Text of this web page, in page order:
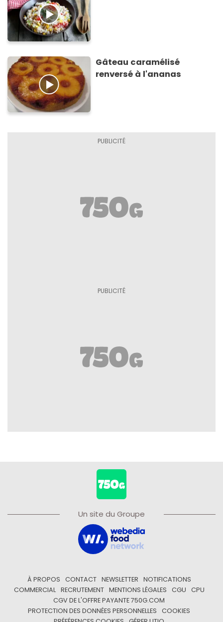
Gâteau caramélisé
renversé à l'ananas
Un site du Groupe
À PROPOS CONTACT NEWSLETTER
NOTIFICATIONS
COMMERCIAL
RECRUTEMENT MENTIONS LÉGALES CGU
CPU
CGV DE L'OFFRE PAYANTE 750G.COM
PROTECTION DES DONNÉES PERSONNELLES
COOKIES